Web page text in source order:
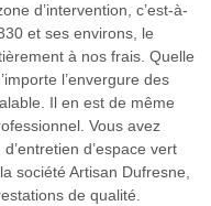
d’intervention, c’est-à-
et ses environs, le
à nos frais. Quelle
l’envergure des
Il en est de même
Vous avez
d’espace vert
société Artisan Dufresne,
de qualité.